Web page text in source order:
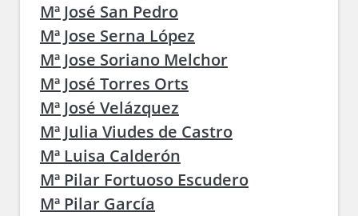
Mª José San Pedro
Mª Jose Serna López
Mª Jose Soriano Melchor
Mª José Torres Orts
Mª José Velázquez
Mª Julia Viudes de Castro
Mª Luisa Calderón
Mª Pilar Fortuoso Escudero
Mª Pilar García